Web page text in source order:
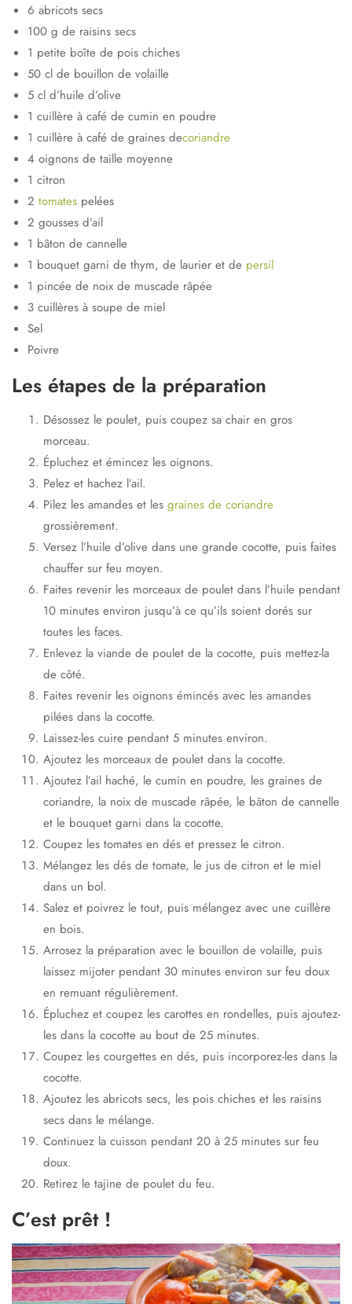
6 abricots secs
100 g de raisins secs
1 petite boîte de pois chiches
50 cl de bouillon de volaille
5 cl d’huile d’olive
1 cuillère à café de cumin en poudre
1 cuillère à café de graines decoriandre
4 oignons de taille moyenne
1 citron
2 tomates pelées
2 gousses d’ail
1 bâton de cannelle
1 bouquet garni de thym, de laurier et de persil
1 pincée de noix de muscade râpée
3 cuillères à soupe de miel
Sel
Poivre
Les étapes de la préparation
Désossez le poulet, puis coupez sa chair en gros
morceau.
Épluchez et émincez les oignons.
Pelez et hachez l’ail.
Pilez les amandes et les graines de coriandre
grossièrement.
Versez l’huile d’olive dans une grande cocotte, puis faites
chauffer sur feu moyen.
Faites revenir les morceaux de poulet dans l’huile pendant
10 minutes environ jusqu’à ce qu’ils soient dorés sur
toutes les faces.
Enlevez la viande de poulet de la cocotte, puis mettez-la
de côté.
Faites revenir les oignons émincés avec les amandes
pilées dans la cocotte.
Laissez-les cuire pendant 5 minutes environ.
Ajoutez les morceaux de poulet dans la cocotte.
Ajoutez l’ail haché, le cumin en poudre, les graines de
coriandre, la noix de muscade râpée, le bâton de cannelle
et le bouquet garni dans la cocotte.
Coupez les tomates en dés et pressez le citron.
Mélangez les dés de tomate, le jus de citron et le miel
dans un bol.
Salez et poivrez le tout, puis mélangez avec une cuillère
en bois.
Arrosez la préparation avec le bouillon de volaille, puis
laissez mijoter pendant 30 minutes environ sur feu doux
en remuant régulièrement.
Épluchez et coupez les carottes en rondelles, puis ajoutez-
les dans la cocotte au bout de 25 minutes.
Coupez les courgettes en dés, puis incorporez-les dans la
cocotte.
Ajoutez les abricots secs, les pois chiches et les raisins
secs dans le mélange.
Continuez la cuisson pendant 20 à 25 minutes sur feu
doux.
Retirez le tajine de poulet du feu.
C’est prêt !